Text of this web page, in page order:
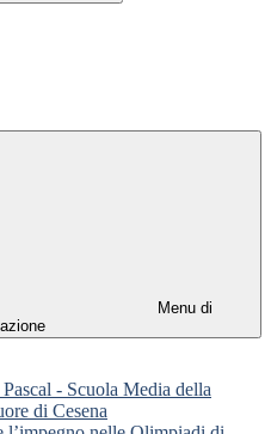
Menu di
- Scuola Media della
di Cesena